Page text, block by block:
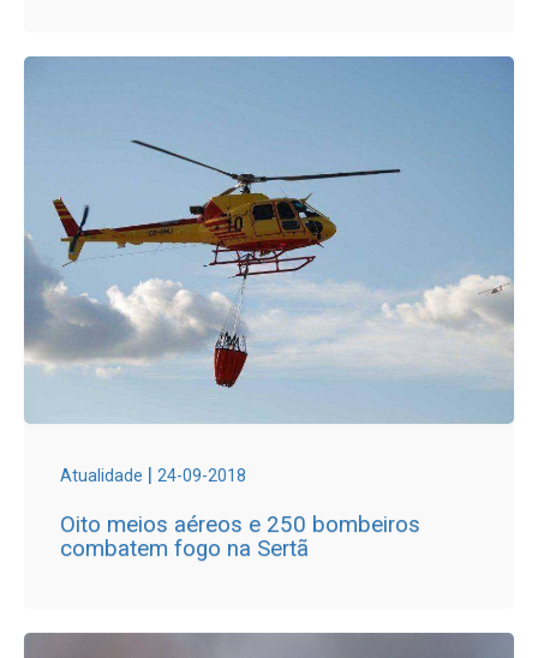
Atualidade | 24-09-2018
Oito meios aéreos e 250 bombeiros
combatem fogo na Sertã